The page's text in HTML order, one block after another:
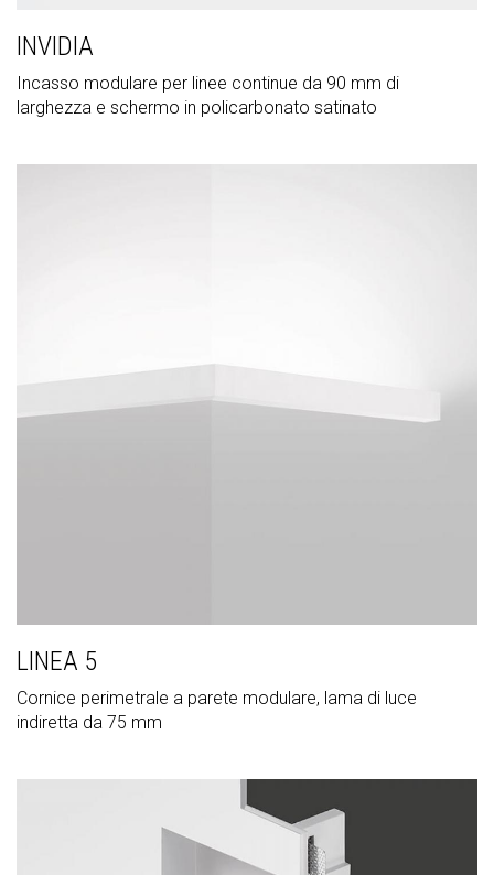
INVIDIA
Incasso modulare per linee continue da 90 mm di
larghezza e schermo in policarbonato satinato
LINEA 5
Cornice perimetrale a parete modulare, lama di luce
indiretta da 75 mm